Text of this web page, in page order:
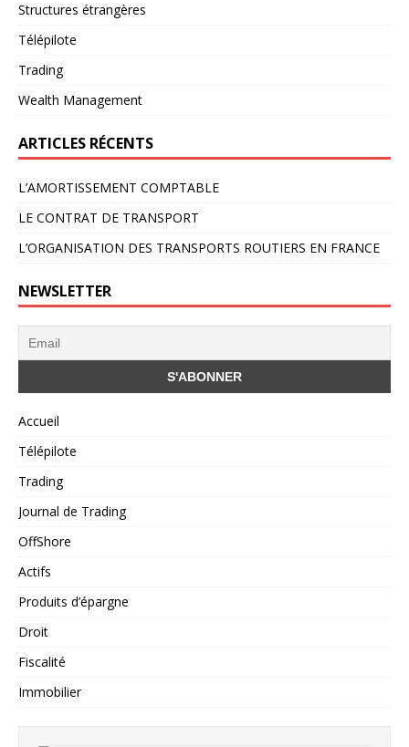
Structures étrangères
Télépilote
Trading
Wealth Management
ARTICLES RÉCENTS
L’AMORTISSEMENT COMPTABLE
LE CONTRAT DE TRANSPORT
L’ORGANISATION DES TRANSPORTS ROUTIERS EN FRANCE
NEWSLETTER
Accueil
Télépilote
Trading
Journal de Trading
OffShore
Actifs
Produits d’épargne
Droit
Fiscalité
Immobilier